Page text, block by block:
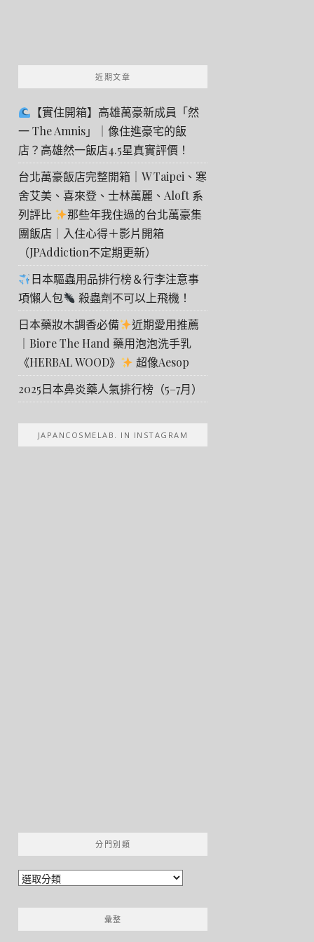
近期文章
【實住開箱】高雄萬豪新成員「然
一 The Amnis」｜像住進豪宅的飯
店？高雄然一飯店4.5星真實評價！
台北萬豪飯店完整開箱｜W Taipei、寒
舍艾美、喜來登、士林萬麗、Aloft 系
列評比
那些年我住過的台北萬豪集
團飯店｜入住心得＋影片開箱
（JPAddiction不定期更新）
日本驅蟲用品排行榜＆行李注意事
項懶人包
殺蟲劑不可以上飛機！
日本藥妝木調香必備
近期愛用推薦
｜Biore The Hand 藥用泡泡洗手乳
《HERBAL WOOD》
超像Aesop
2025日本鼻炎藥人氣排行榜（5–7月）
JAPANCOSMELAB. IN INSTAGRAM
分門別類
分
別
彙整